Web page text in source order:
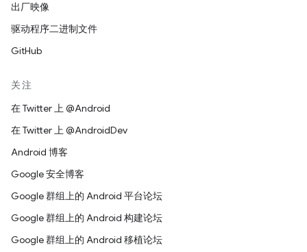
出厂映像
驱动程序二进制文件
GitHub
关注
在 Twitter 上 @Android
在 Twitter 上 @AndroidDev
Android 博客
Google 安全博客
Google 群组上的 Android 平台论坛
Google 群组上的 Android 构建论坛
Google 群组上的 Android 移植论坛